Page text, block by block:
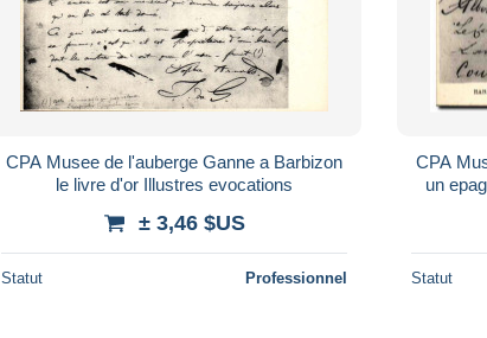
CPA Musee de l'auberge Ganne a Barbizon
le livre d'or Illustres evocations
± 3,46 $US
Statut Professionnel
CPA
un
Statut